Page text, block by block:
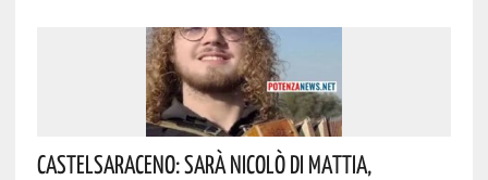
Castelsaraceno: Sarà Nicolò Di Mattia,